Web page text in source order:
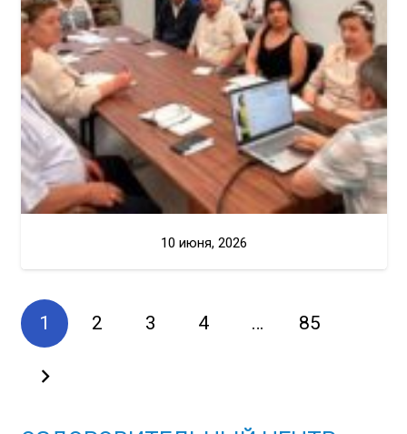
10 июня, 2026
1 2 3 4 … 85